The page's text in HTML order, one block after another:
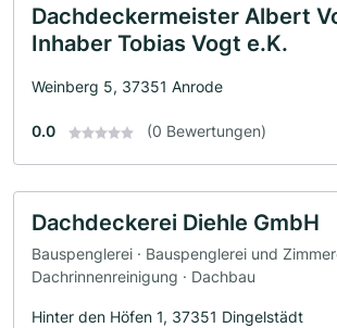
Dachdeckermeister Albert
Inhaber Tobias Vogt e.K.
Weinberg 5, 37351 Anrode
0.0 (0 Bewertungen)
Dachdeckerei Diehle GmbH
Bauspenglerei · Bauspenglerei und
Dachrinnenreinigung · Dachbau
Hinter den Höfen 1, 37351 Dingelstädt